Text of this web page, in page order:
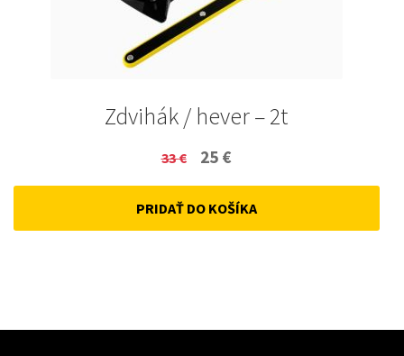
Zdvihák / hever – 2t
33€
Original
price
was:
25 €
price
is:
PRIDAŤ DO KOŠÍKA